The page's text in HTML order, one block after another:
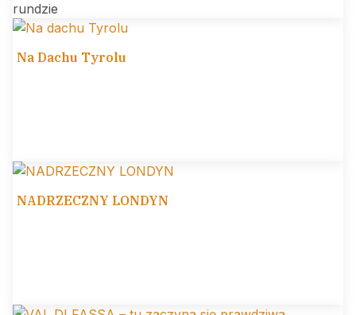
rundzie
Na Dachu Tyrolu
NADRZECZNY LONDYN